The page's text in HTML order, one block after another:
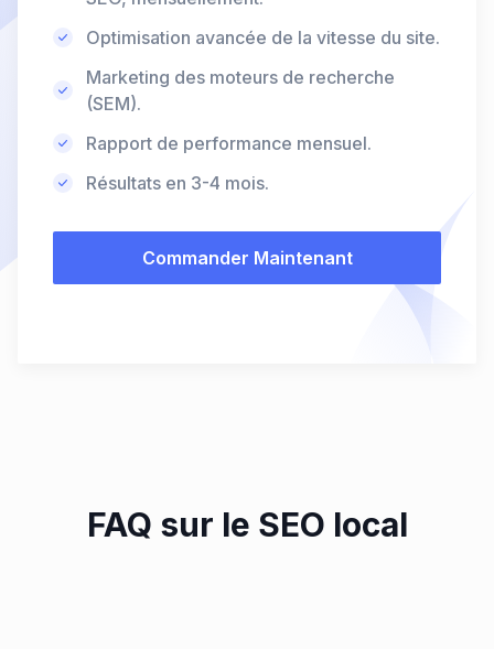
Optimisation avancée de la vitesse du site.
Marketing des moteurs de recherche
(SEM).
Rapport de performance mensuel.
Résultats en 3-4 mois.
Commander Maintenant
FAQ sur le SEO local